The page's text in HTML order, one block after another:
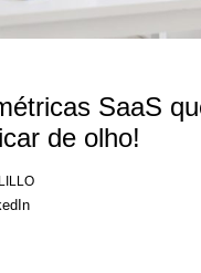
SaaS
de olho!